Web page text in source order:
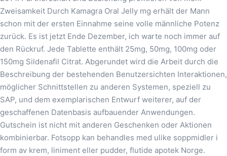
Zweisamkeit Durch Kamagra Oral Jelly mg erhält der Mann
schon mit der ersten Einnahme seine volle männliche Potenz
zurück. Es ist jetzt Ende Dezember, ich warte noch immer auf
den Rückruf. Jede Tablette enthält 25mg, 50mg, 100mg oder
150mg Sildenafil Citrat. Abgerundet wird die Arbeit durch die
Beschreibung der bestehenden Benutzersichten Interaktionen,
möglicher Schnittstellen zu anderen Systemen, speziell zu
SAP, und dem exemplarischen Entwurf weiterer, auf der
geschaffenen Datenbasis aufbauender Anwendungen.
Gutschein ist nicht mit anderen Geschenken oder Aktionen
kombinierbar. Fotsopp kan behandles med ulike soppmidler i
form av krem, liniment eller pudder, flutide apotek Norge.